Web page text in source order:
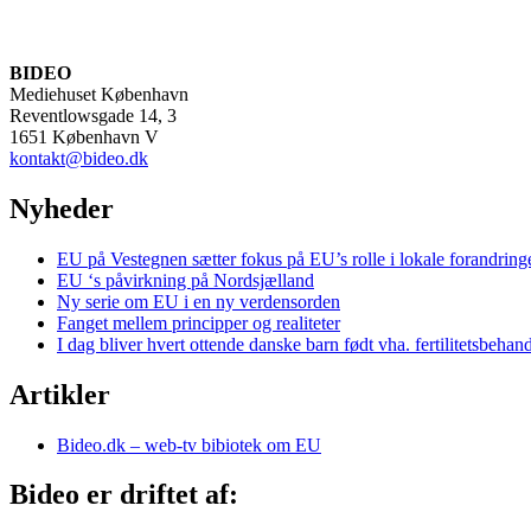
BIDEO
Mediehuset København
Reventlowsgade 14, 3
1651 København V
kontakt@bideo.dk
Nyheder
EU på Vestegnen sætter fokus på EU’s rolle i lokale
EU ‘s påvirkning på Nordsjælland
Ny serie om EU i en ny verdensorden
Fanget mellem principper og realiteter
I dag bliver hvert ottende danske barn født vha.
Artikler
Bideo.dk – web-tv bibiotek om EU
Bideo er driftet af: